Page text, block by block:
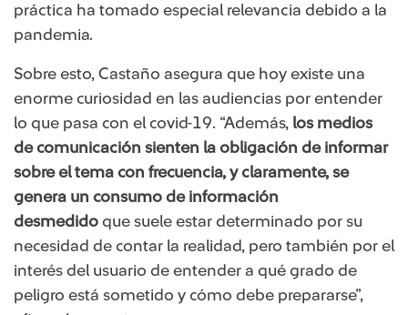
práctica ha tomado especial relevancia debido a la
pandemia.
Sobre esto, Castaño asegura que hoy existe una
enorme curiosidad en las audiencias por entender
lo que pasa con el covid-19. “Además, los medios
de comunicación sienten la obligación de informar
sobre el tema con frecuencia, y claramente, se
genera un consumo de información
desmedido que suele estar determinado por su
necesidad de contar la realidad, pero también por el
interés del usuario de entender a qué grado de
peligro está sometido y cómo debe prepararse”,